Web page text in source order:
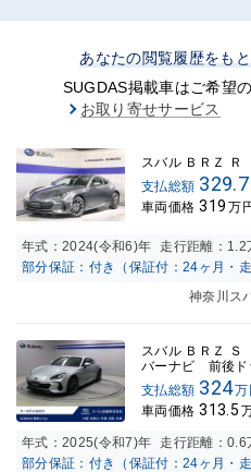
あなたの閲覧履歴をも
SUGDAS掲載車はご希望
お取り寄せサービス
スバル ＢＲＺ
支払総額 329.7
車両価格 319 万
年式：2024(令和6)年 走行距離： 1.2
部分保証：付き（保証付：24ヶ月・走
神奈川ス
スバル ＢＲＺ
バーナビ 前後ド
支払総額 324万
車両価格 313.5
年式：2025(令和7)年 走行距離：0.6
部分保証：付き（保証付：24ヶ月・走